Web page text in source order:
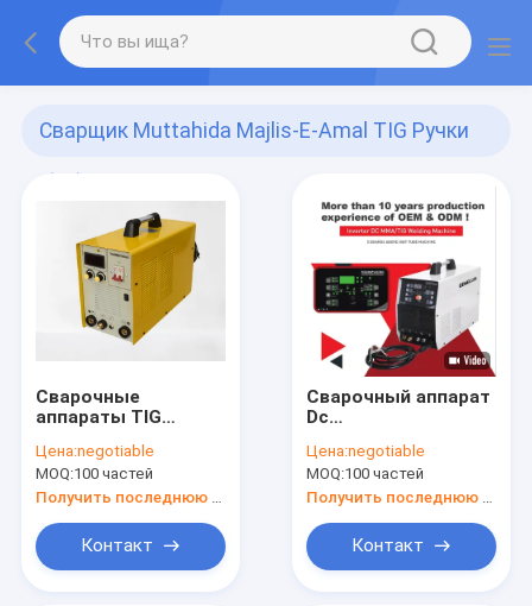
Сварщик Muttahida Majlis-E-Amal TIG Ручки
Сварочные
аппараты TIG
Mosfet сварочного
аппарата инвертора
портативные с
силой и аппаратом
для дуговой сварки
дуги
Цена:negotiable
MOQ:100 частей
Контакт
Сварочный аппарат
Dc
TIG Ac/TIG 200P
портативного
сварщика Muttahida
Majlis-E-Amal TIG
ручки технологии
IGBT может
алюминиевое
Цена:negotiable
MOQ:100 частей
Контакт